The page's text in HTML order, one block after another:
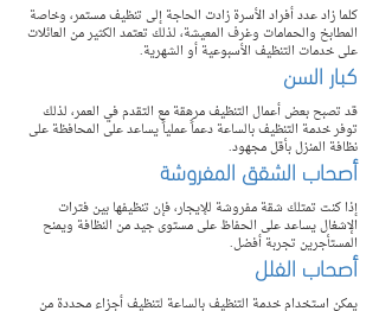
كلما زاد عدد أفراد الأسرة زادت الحاجة إلى تنظيف مستمر، وخاصة
المطابخ والحمامات وغرف المعيشة، لذلك تعتمد الكثير من العائلات
على خدمات التنظيف الأسبوعية أو الشهرية.
كبار السن
قد تصبح بعض أعمال التنظيف مرهقة مع التقدم في العمر، لذلك
توفر خدمة التنظيف بالساعة دعماً عملياً يساعد على المحافظة على
نظافة المنزل بأقل مجهود.
أصحاب الشقق المفروشة
إذا كنت تمتلك شقة مفروشة للإيجار، فإن تنظيفها بين فترات
الإشغال يساعد على الحفاظ على مستوى جيد من النظافة ويمنح
المستأجرين تجربة أفضل.
أصحاب الفلل
يمكن استخدام خدمة التنظيف بالساعة لتنظيف أجزاء محددة من